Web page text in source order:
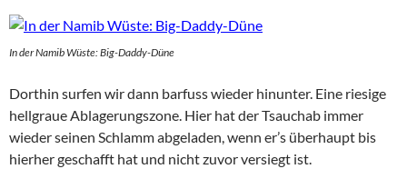
In der Namib Wüste: Big-Daddy-Düne
Dorthin surfen wir dann barfuss wieder hinunter. Eine riesige
hellgraue Ablagerungszone. Hier hat der Tsauchab immer
wieder seinen Schlamm abgeladen, wenn er’s überhaupt bis
hierher geschafft hat und nicht zuvor versiegt ist.